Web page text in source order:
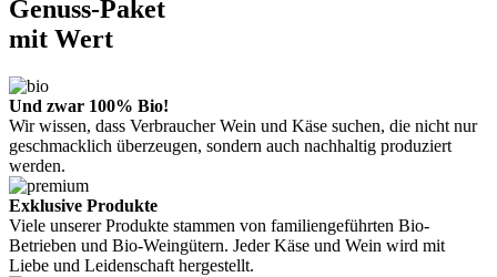
Genuss-Paket
mit Wert
Und zwar 100% Bio!
Wir wissen, dass Verbraucher Wein und Käse suchen, die nicht nur
geschmacklich überzeugen, sondern auch nachhaltig produziert
werden.
Exklusive Produkte
Viele unserer Produkte stammen von familiengeführten Bio-
Betrieben und Bio-Weingütern. Jeder Käse und Wein wird mit
Liebe und Leidenschaft hergestellt.